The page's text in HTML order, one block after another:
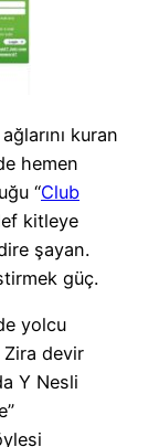
kuran
hemen
“Club
kitleye
şayan.
güç.
yolcu
devir
Y Nesli